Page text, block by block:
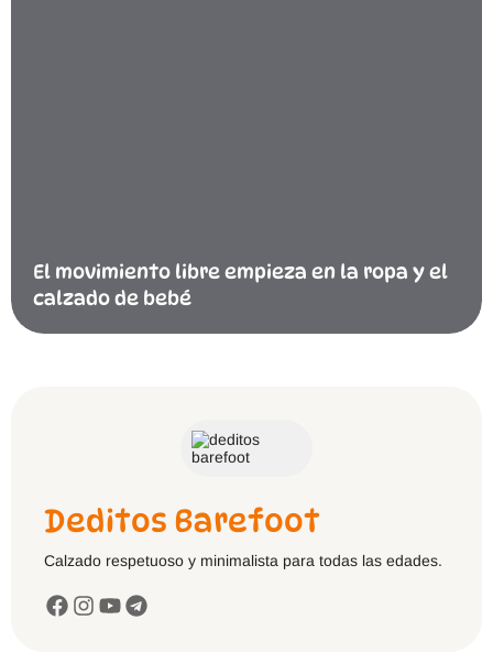
El movimiento libre empieza en la ropa y el
calzado de bebé
Deditos Barefoot
Calzado respetuoso y minimalista para todas las edades.